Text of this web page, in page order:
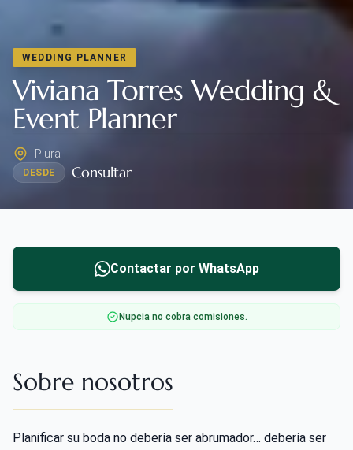
WEDDING PLANNER
Viviana Torres Wedding &
Event Planner
Piura
DESDE Consultar
Contactar por WhatsApp
Nupcia no cobra comisiones.
Sobre nosotros
Planificar su boda no debería ser abrumador… debería ser